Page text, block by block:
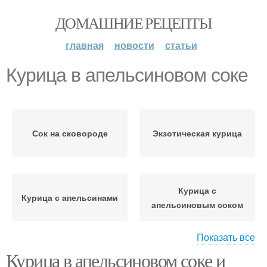
ДОМАШНИЕ РЕЦЕПТЫ
главная новости статьи
Курица в апельсиновом соке
Сок на сковороде Экзотическая курица
Курица с апельсинами
Курица с
апельсиновым соком
Сок в духовке
Показать все
Курица в апельсиновом соке и